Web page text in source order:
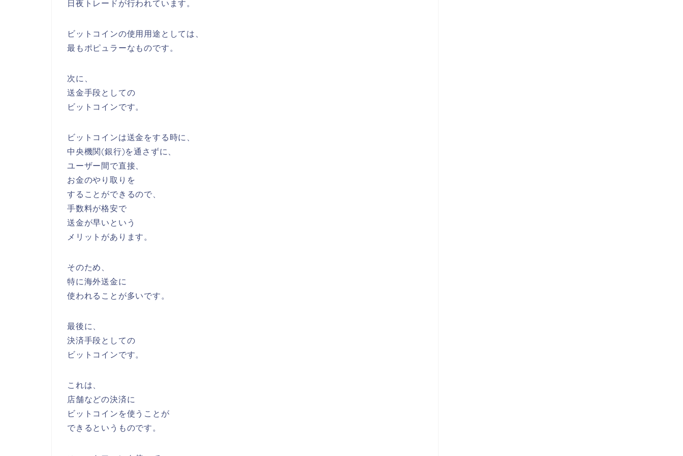
日夜トレードが行われています。
ビットコインの使用用途としては、
最もポピュラーなものです。
次に、
送金手段としての
ビットコインです。
ビットコインは送金をする時に、
中央機関(銀行)を通さずに、
ユーザー間で直接、
お金のやり取りを
することができるので、
手数料が格安で
送金が早いという
メリットがあります。
そのため、
特に海外送金に
使われることが多いです。
最後に、
決済手段としての
ビットコインです。
これは、
店舗などの決済に
ビットコインを使うことが
できるというものです。